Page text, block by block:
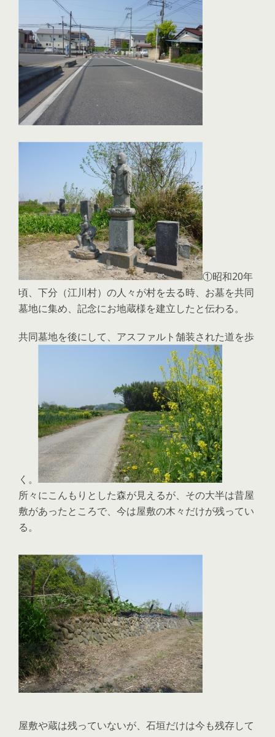
①昭和20年
頃、下分（江川村）の人々が村を去る時、お墓を共同
墓地に集め、記念にお地蔵様を建立したと伝わる。
共同墓地を後にして、アスファルト舗装された道を歩
く。
所々にこんもりとした森が見えるが、その大半は昔屋
敷があったところで、今は屋敷の木々だけが残ってい
る。
屋敷や蔵は残っていないが、石垣だけは今も残存して